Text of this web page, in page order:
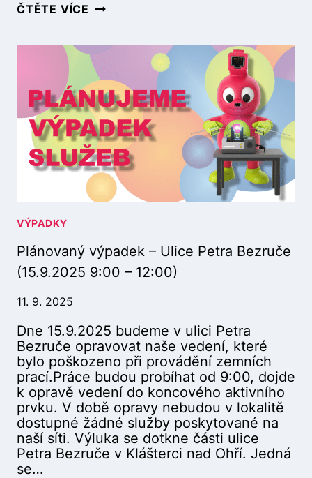
Č
(
3
.
1
0
.
2
0
2
5
0
0
:
0
0
)
ČTĚTE VÍCE P
N
O
V
A
N
Ý
V
Ý
P
A
–
U
E
N
Á
D
R
A
Ž
N
Í
VÝPADKY
Plánovaný výpadek – Ulice Petra Bezruče
(15.9.2025 9:00 – 12:00)
11. 9. 2025
Dne 15.9.2025 budeme v ulici Petra
Bezruče opravovat naše vedení, které
bylo poškozeno při provádění zemních
prací.Práce budou probíhat od 9:00, dojde
k opravě vedení do koncového aktivního
prvku. V době opravy nebudou v lokalitě
dostupné žádné služby poskytované na
naší síti. Výluka se dotkne části ulice
Petra Bezruče v Klášterci nad Ohří. Jedná
se…